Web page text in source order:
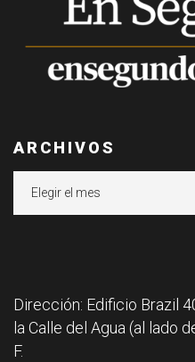
ARCHIVOS
Dirección: Edificio Brazil
la Calle del Agua (al lado
F.